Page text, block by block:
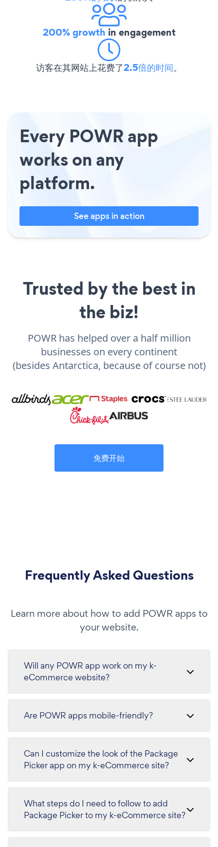
200% growth in engagement
访客在其网站上花费了2.5倍的时间。
Every POWR app
works on any
platform.
See apps in action
Trusted by the best in
the biz!
POWR has helped over a half million
businesses on every continent
(besides Antarctica, because of course not)
免费开始
Frequently Asked Questions
Learn more about how to add POWR apps to
your website.
Will any POWR app work on my k-
eCommerce website?
Are POWR apps mobile-friendly?
Can I customize the look of the Package
Picker app on my k-eCommerce site?
What steps do I need to follow to add
Package Picker to my k-eCommerce site?